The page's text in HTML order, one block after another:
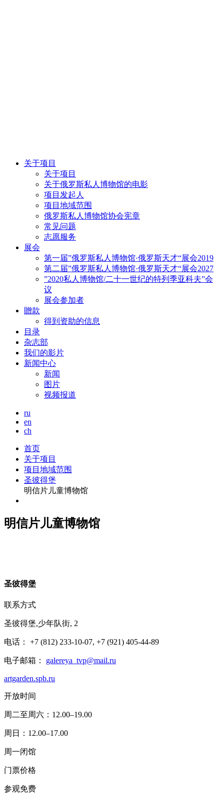
关于项目
关于项目
关于俄罗斯私人博物馆的电影
项目发起人
项目地域范围
俄罗斯私人博物馆协会宪章
常见问题
志愿服务
展会
第一届”俄罗斯私人博物馆·俄罗斯天才“展会2019
第二届”俄罗斯私人博物馆·俄罗斯天才“展会2027
”2020私人博物馆/二十一世纪的特列季亚科夫”会
议
展会参加者
贈款
得到资助的信息
目录
杂志部
我们的影片
新闻中心
新闻
图片
视频报道
ru
en
ch
首页
关于项目
项目地域范围
圣彼得堡
明信片儿童博物馆
明信片儿童博物馆
圣彼得堡
联系方式
圣彼得堡,少年队街, 2
电话： +7 (812) 233-10-07, +7 (921) 405-44-89
电子邮箱： galereya_tvp@mail.ru
artgarden.spb.ru
开放时间
周二至周六：12.00–19.00
周日：12.00–17.00
周一闭馆
门票价格
参观免费